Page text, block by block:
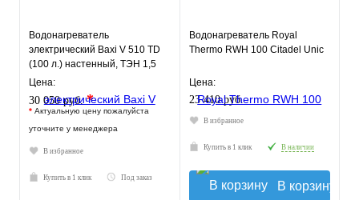
Водонагреватель
электрический Baxi V 510 TD
(100 л.) настенный, ТЭН 1,5
кВт.
Цена:
30 050 руб.*
* Актуальную цену пожалуйста
уточните у менеджера
В избранное
Купить в 1 клик Под заказ
Водонагреватель Royal
Thermo RWH 100 Citadel Unic
Цена:
23 410 руб.
В избранное
Купить в 1 клик В наличии
В корзину